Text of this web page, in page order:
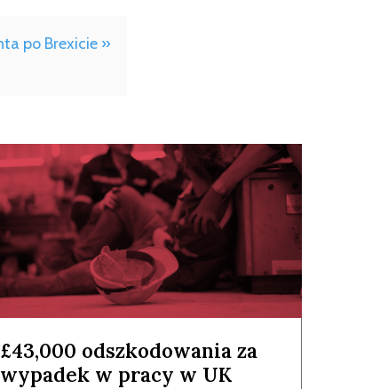
po Brexicie »
£43,000 odszkodowania za
wypadek w pracy w UK